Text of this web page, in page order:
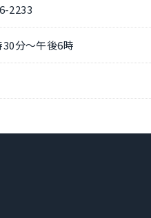
2233
分～午後6時